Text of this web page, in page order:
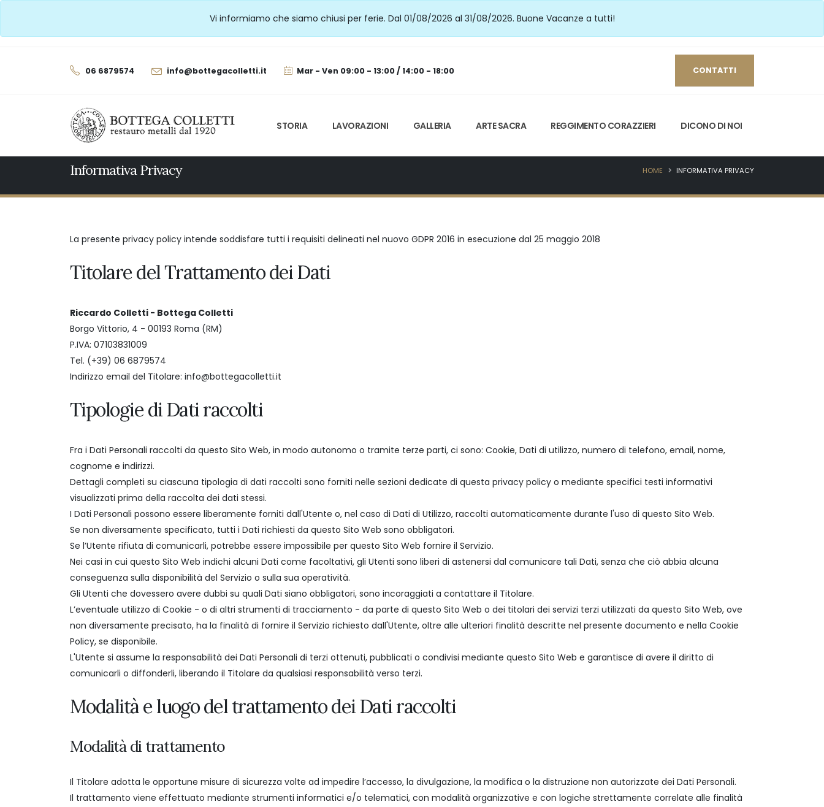
Vi informiamo che siamo chiusi per ferie. Dal 01/08/2026 al 31/08/2026. Buone Vacanze a tutti!
06 6879574 info@bottegacolletti.it Mar - Ven 09:00 - 13:00 / 14:00 - 18:00 CONTATTI
STORIA LAVORAZIONI GALLERIA ARTE SACRA REGGIMENTO CORAZZIERI DICONO DI NOI
Informativa Privacy HOME INFORMATIVA PRIVACY
La presente privacy policy intende soddisfare tutti i requisiti delineati nel nuovo GDPR 2016 in esecuzione dal 25 maggio 2018
Titolare del Trattamento dei Dati
Riccardo Colletti - Bottega Colletti
Borgo Vittorio, 4 - 00193 Roma (RM)
P.IVA: 07103831009
Tel. (+39) 06 6879574
Indirizzo email del Titolare: info@bottegacolletti.it
Tipologie di Dati raccolti
Fra i Dati Personali raccolti da questo Sito Web, in modo autonomo o tramite terze parti, ci sono: Cookie, Dati di utilizzo, numero di telefono, email, nome,
cognome e indirizzi.
Dettagli completi su ciascuna tipologia di dati raccolti sono forniti nelle sezioni dedicate di questa privacy policy o mediante specifici testi informativi
visualizzati prima della raccolta dei dati stessi.
I Dati Personali possono essere liberamente forniti dall'Utente o, nel caso di Dati di Utilizzo, raccolti automaticamente durante l'uso di questo Sito Web.
Se non diversamente specificato, tutti i Dati richiesti da questo Sito Web sono obbligatori.
Se l’Utente rifiuta di comunicarli, potrebbe essere impossibile per questo Sito Web fornire il Servizio.
Nei casi in cui questo Sito Web indichi alcuni Dati come facoltativi, gli Utenti sono liberi di astenersi dal comunicare tali Dati, senza che ciò abbia alcuna
conseguenza sulla disponibilità del Servizio o sulla sua operatività.
Gli Utenti che dovessero avere dubbi su quali Dati siano obbligatori, sono incoraggiati a contattare il Titolare.
L’eventuale utilizzo di Cookie - o di altri strumenti di tracciamento - da parte di questo Sito Web o dei titolari dei servizi terzi utilizzati da questo Sito Web, ove
non diversamente precisato, ha la finalità di fornire il Servizio richiesto dall'Utente, oltre alle ulteriori finalità descritte nel presente documento e nella Cookie
Policy, se disponibile.
L'Utente si assume la responsabilità dei Dati Personali di terzi ottenuti, pubblicati o condivisi mediante questo Sito Web e garantisce di avere il diritto di
comunicarli o diffonderli, liberando il Titolare da qualsiasi responsabilità verso terzi.
Modalità e luogo del trattamento dei Dati raccolti
Modalità di trattamento
Il Titolare adotta le opportune misure di sicurezza volte ad impedire l’accesso, la divulgazione, la modifica o la distruzione non autorizzate dei Dati Personali.
Il trattamento viene effettuato mediante strumenti informatici e/o telematici, con modalità organizzative e con logiche strettamente correlate alle finalità